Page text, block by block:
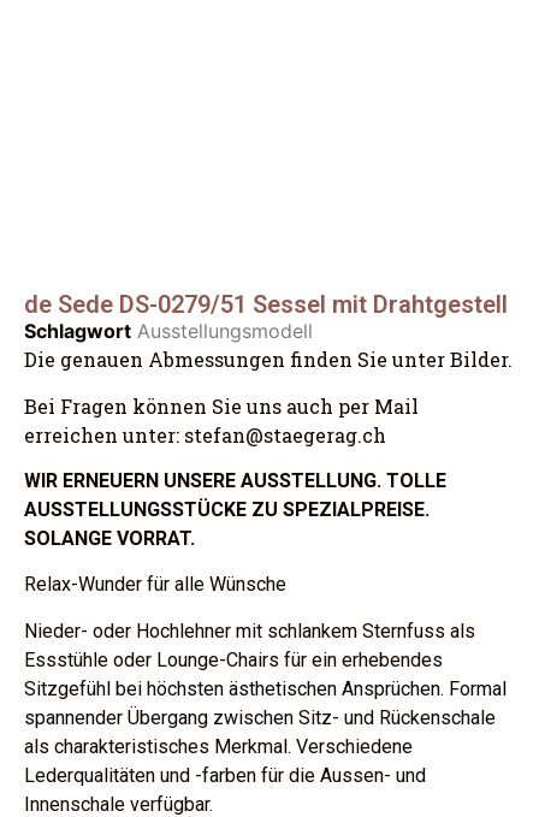
de Sede DS-0279/51 Sessel mit Drahtgestell
Schlagwort Ausstellungsmodell
Die genauen Abmessungen finden Sie unter Bilder.
Bei Fragen können Sie uns auch per Mail
erreichen unter: stefan@staegerag.ch
WIR ERNEUERN UNSERE AUSSTELLUNG. TOLLE
AUSSTELLUNGSSTÜCKE ZU SPEZIALPREISE.
SOLANGE VORRAT.
Relax-Wunder für alle Wünsche
Nieder- oder Hochlehner mit schlankem Sternfuss als
Essstühle oder Lounge-Chairs für ein erhebendes
Sitzgefühl bei höchsten ästhetischen Ansprüchen. Formal
spannender Übergang zwischen Sitz- und Rückenschale
als charakteristisches Merkmal. Verschiedene
Lederqualitäten und -farben für die Aussen- und
Innenschale verfügbar.